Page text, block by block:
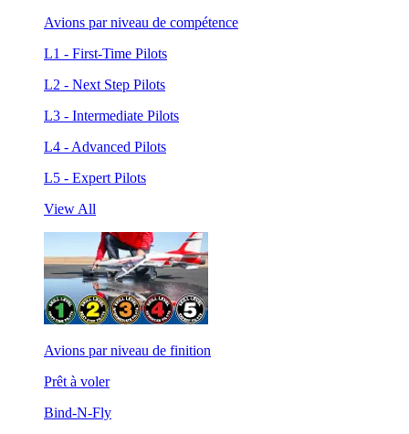
Avions par niveau de compétence
L1 - First-Time Pilots
L2 - Next Step Pilots
L3 - Intermediate Pilots
L4 - Advanced Pilots
L5 - Expert Pilots
View All
Avions par niveau de finition
Prêt à voler
Bind-N-Fly